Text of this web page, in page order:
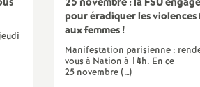
pour éradiquer les violences
aux femmes!
Manifestation parisienne :
vous à Nation à 14h. En ce
25 novembre (…)